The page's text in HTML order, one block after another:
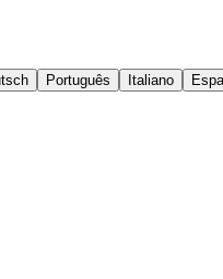
Português Italiano